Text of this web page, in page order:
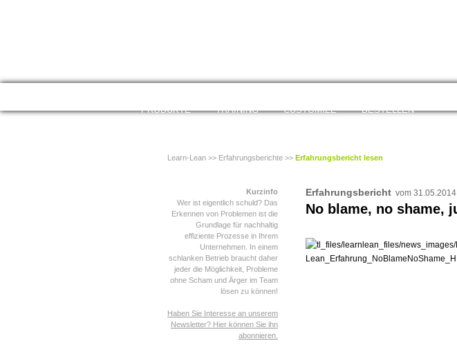
PRODUKTE TRAINING CUSTOMIZE BESTELLEN
Learn-Lean >> Erfahrungsberichte >> Erfahrungsbericht lesen
Kurzinfo
Wer ist eigentlich schuld? Das
Erkennen von Problemen ist die
Grundlage für nachhaltig
effiziente Prozesse in Ihrem
Unternehmen. In einem
schlanken Betrieb braucht daher
jeder die Möglichkeit, Probleme
ohne Scham und Ärger im Team
lösen zu können!
Haben Sie Interesse an unserem
Newsletter? Hier können Sie ihn
abonnieren.
Erfahrungsbericht vom 31.05.2014
No blame, no shame,